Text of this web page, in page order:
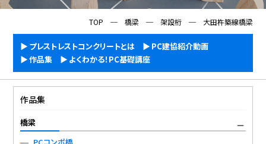
TOP ─ 橋梁 ─ 架設桁 ─ 大田杵築線橋梁
プレストレストコンクリートとは
PC建協紹介動画
作品集
よくわかる！PC基礎講座
作品集
橋梁